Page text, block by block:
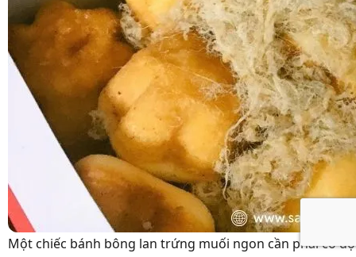
Một chiếc bánh bông lan trứng muối ngon cần phải có